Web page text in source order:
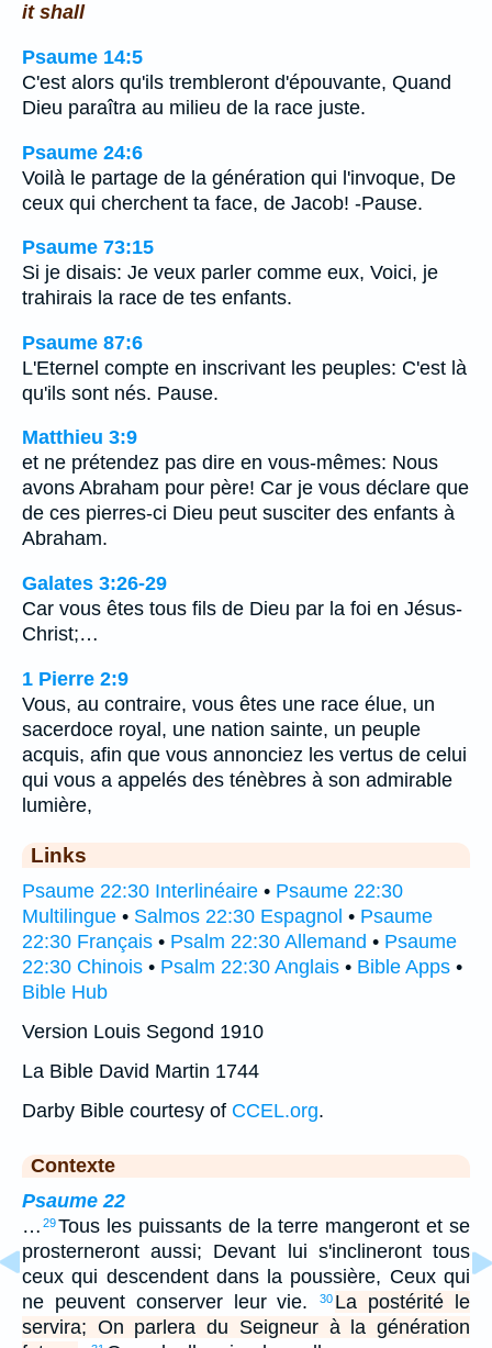
it shall
Psaume 14:5
C'est alors qu'ils trembleront d'épouvante, Quand
Dieu paraîtra au milieu de la race juste.
Psaume 24:6
Voilà le partage de la génération qui l'invoque, De
ceux qui cherchent ta face, de Jacob! -Pause.
Psaume 73:15
Si je disais: Je veux parler comme eux, Voici, je
trahirais la race de tes enfants.
Psaume 87:6
L'Eternel compte en inscrivant les peuples: C'est là
qu'ils sont nés. Pause.
Matthieu 3:9
et ne prétendez pas dire en vous-mêmes: Nous
avons Abraham pour père! Car je vous déclare que
de ces pierres-ci Dieu peut susciter des enfants à
Abraham.
Galates 3:26-29
Car vous êtes tous fils de Dieu par la foi en Jésus-
Christ;…
1 Pierre 2:9
Vous, au contraire, vous êtes une race élue, un
sacerdoce royal, une nation sainte, un peuple
acquis, afin que vous annonciez les vertus de celui
qui vous a appelés des ténèbres à son admirable
lumière,
Links
Psaume 22:30 Interlinéaire • Psaume 22:30
Multilingue • Salmos 22:30 Espagnol • Psaume
22:30 Français • Psalm 22:30 Allemand • Psaume
22:30 Chinois • Psalm 22:30 Anglais • Bible Apps •
Bible Hub
Version Louis Segond 1910
La Bible David Martin 1744
Darby Bible courtesy of CCEL.org.
Contexte
Psaume 22
… 29Tous les puissants de la terre mangeront et se
prosterneront aussi; Devant lui s'inclineront tous
ceux qui descendent dans la poussière, Ceux qui
ne peuvent conserver leur vie.
30 La postérité le
servira; On parlera du Seigneur à la génération